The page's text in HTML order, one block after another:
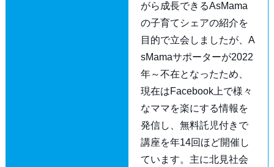
がら成長できるAsMama
の子育てシェアの紹介を
目的で立会しましたが、A
sMamaサポーターが2022
年～不在となったため、
現在はFacebook上で様々
なママを楽にする情報を
発信し、無料託児付きで
講座を年14回ほど開催し
ています。主に北見社会